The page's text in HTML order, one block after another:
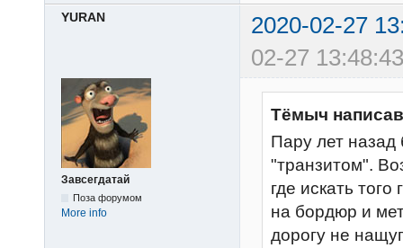
YURAN
2020-02-27
02-27
Завсегдатай
Поза форумом
More info
Тёмыч
Пару лет назад
"транзитом".
где искать
на бордюр и
дорогу не